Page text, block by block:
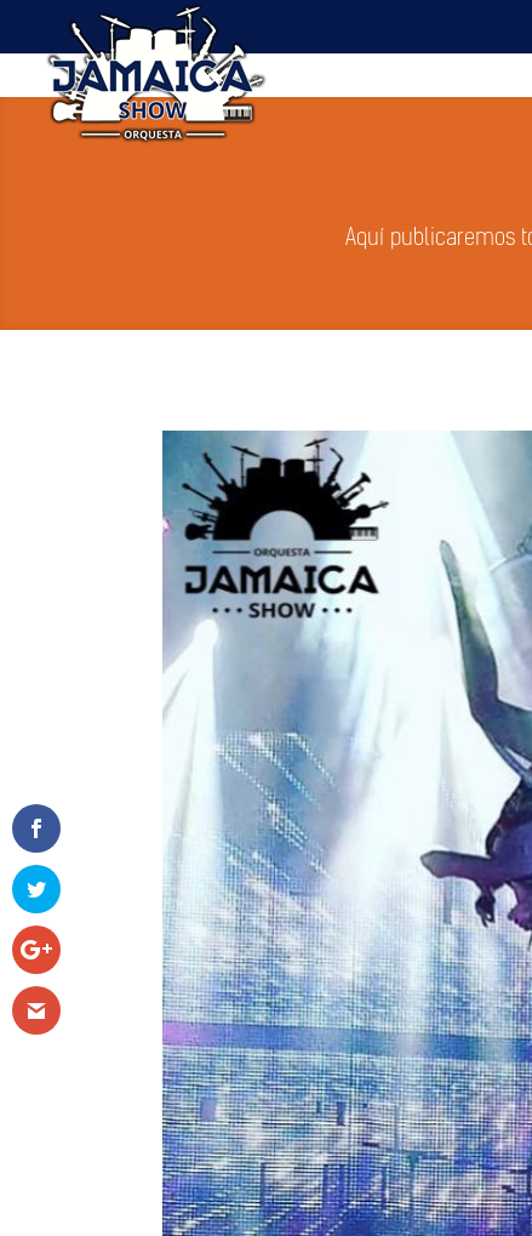
Aquí publicaremos